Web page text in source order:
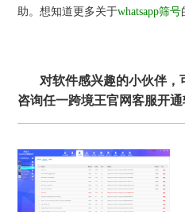
助。想知道更多关于whatsapp筛号
对软件感兴趣的小伙伴，
咨询任一跨境王官网客服开通